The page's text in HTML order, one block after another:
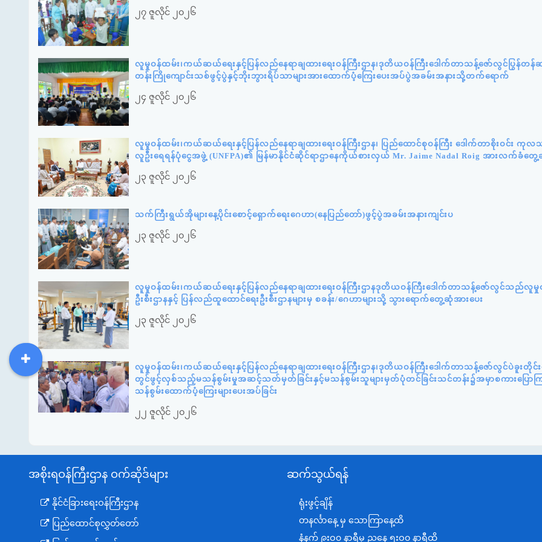
၂၇ ဇူလိုင် ၂၀၂၆
လူမှုဝန်ထမ်း၊ကယ်ဆယ်ရေးနှင့်ပြန်လည်နေရာချထားရေးဝန်ကြီးဌာန၊ဒုတိယဝန်ကြီးဒေါက်တာသန့်ဇော်လွင်ပြွန်တ
တန်းကြိုကျောင်းသစ်ဖွင့်ပွဲနှင့်ဘိုးဘွားရိပ်သာများအားထောက်ပံ့ကြေးပေးအပ်ပွဲအခမ်းအနားသို့တက်ရောက်
၂၄ ဇူလိုင် ၂၀၂၆
လူမှုဝန်ထမ်း၊ကယ်ဆယ်ရေးနှင့်ပြန်လည်နေရာချထားရေးဝန်ကြီးဌာန၊ ပြည်ထောင်စုဝန်ကြီး ဒေါက်တာစိုးဝင်း ကုလသ
လူဦးရေရန်ပုံငွေအဖွဲ့ (UNFPA)၏ မြန်မာနိုင်ငံဆိုင်ရာဌာနေကိုယ်စားလှယ် Mr. Jaime Nadal Roig အားလက်ခံတွ
၂၃ ဇူလိုင် ၂၀၂၆
သက်ကြီးရွယ်အိုများနေ့ပိုင်းစောင့်ရှောက်ရေးဂေဟာ(နေပြည်တော်)ဖွင့်ပွဲအခမ်းအနားကျင်းပ
၂၃ ဇူလိုင် ၂၀၂၆
လူမှုဝန်ထမ်း၊ကယ်ဆယ်ရေးနှင့်ပြန်လည်နေရာချထားရေးဝန်ကြီးဌာနဒုတိယဝန်ကြီးဒေါက်တာသန့်ဇော်လွင်သည်လူမှု
ဦးစီးဌာနနှင့် ပြန်လည်ထူထောင်ရေးဦးစီးဌာနများမှ စခန်း/ဂေဟာများသို့ သွားရောက်တွေ့ဆုံအားပေး
၂၃ ဇူလိုင် ၂၀၂၆
လူမှုဝန်ထမ်း၊ကယ်ဆယ်ရေးနှင့်ပြန်လည်နေရာချထားရေးဝန်ကြီးဌာန၊ဒုတိယဝန်ကြီးဒေါက်တာသန့်ဇော်လွင်ပဲခူးတိုင်
တွင်ဖွင့်လှစ်သည့်မသန်စွမ်းမှုအဆင့်သတ်မှတ်ခြင်းနှင့်မသန်စွမ်းသူများမှတ်ပုံတင်ခြင်းသင်တန်း၌အမှာစကားပြောက
သန်စွမ်းထောက်ပံ့ကြေးများပေးအပ်ခြင်း
၂၂ ဇူလိုင် ၂၀၂၆
အစိုးရဝန်ကြီးဌာန ဝက်ဆိုဒ်များ
နိုင်ငံခြားရေးဝန်ကြီးဌာန
ပြည်ထောင်စုလွှတ်တော်
ဆက်သွယ်ရန်
ရုံးဖွင့်ချိန်
တနင်္လာနေ့ မှ သောကြာနေ့ထိ
နံနက် ၉းဝ၀ နာရီမှ ညနေ ၅းဝ၀ နာရီထိ